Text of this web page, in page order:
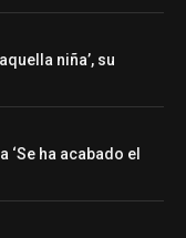
niña’, su
ha acabado el